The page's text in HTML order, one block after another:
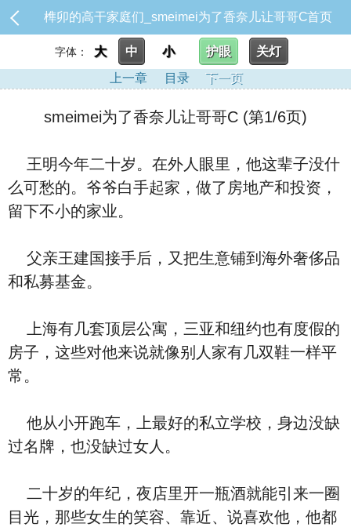
榫卯的高干家庭们_smeimei为了香奈儿让哥哥C首页
字体： 大 中 小 护眼
关灯
上一章
目录 下一页
smeimei为了香奈儿让哥哥C (第1/6页)
王明今年二十岁。在外人眼里，他这辈子没什
么可愁的。爷爷白手起家，做了房地产和投资，
留下不小的家业。
父亲王建国接手后，又把生意铺到海外奢侈品
和私募基金。
上海有几套顶层公寓，三亚和纽约也有度假的
房子，这些对他来说就像别人家有几双鞋一样平
常。
他从小开跑车，上最好的私立学校，身边没缺
过名牌，也没缺过女人。
二十岁的年纪，夜店里开一瓶酒就能引来一圈
目光，那些女生的笑容、靠近、说喜欢他，他都